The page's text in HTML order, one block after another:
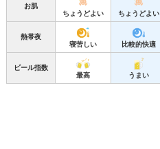
お肌
ちょうどよい
ちょうどよい
熱帯夜
寝苦しい
比較的快適
ビール指数
最高
うまい